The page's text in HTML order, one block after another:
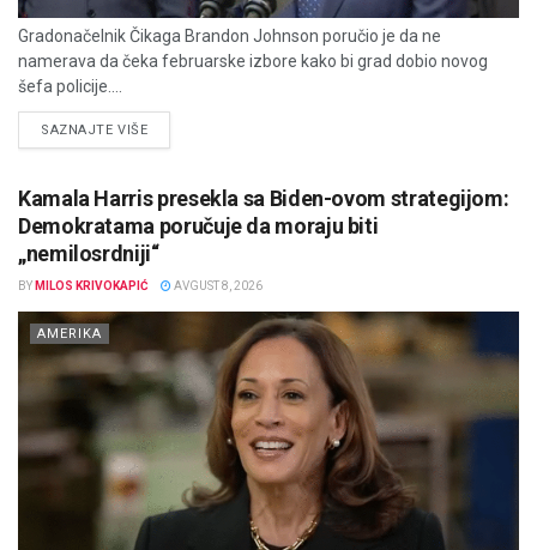
Gradonačelnik Čikaga Brandon Johnson poručio je da ne
namerava da čeka februarske izbore kako bi grad dobio novog
šefa policije....
SAZNAJTE VIŠEDETAILS
Kamala Harris presekla sa Biden-ovom strategijom:
Demokratama poručuje da moraju biti
„nemilosrdniji“
BY MILOS KRIVOKAPIĆ AVGUST 8, 2026
AMERIKA